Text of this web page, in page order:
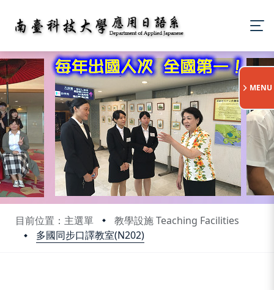
目前位置：主選單
教學設施 Teaching Facilities
多國同步口譯教室(N202)
:::
MENU